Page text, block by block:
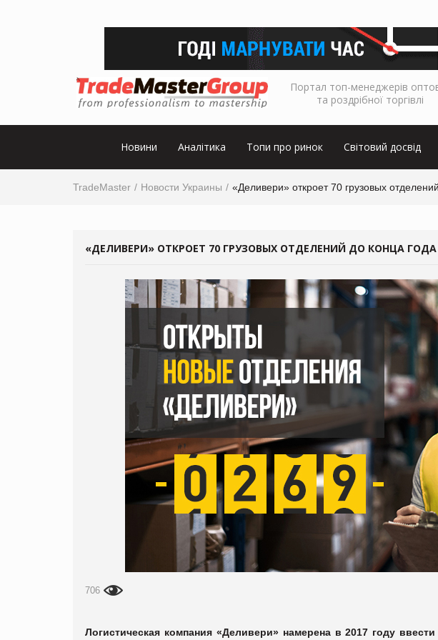
Портал топ-менеджерів
та роздрібної торгівлі
Новини Аналітика Топи про ринок Світовий досвід
TradeMaster Новости Украины «Деливери» откроет 70 грузовых
«ДЕЛИВЕРИ» ОТКРОЕТ 70 ГРУЗОВЫХ ОТДЕЛЕНИЙ ДО КОНЦА ГОДА
706
Логистическая компания «Деливери» намерена в 2017 году